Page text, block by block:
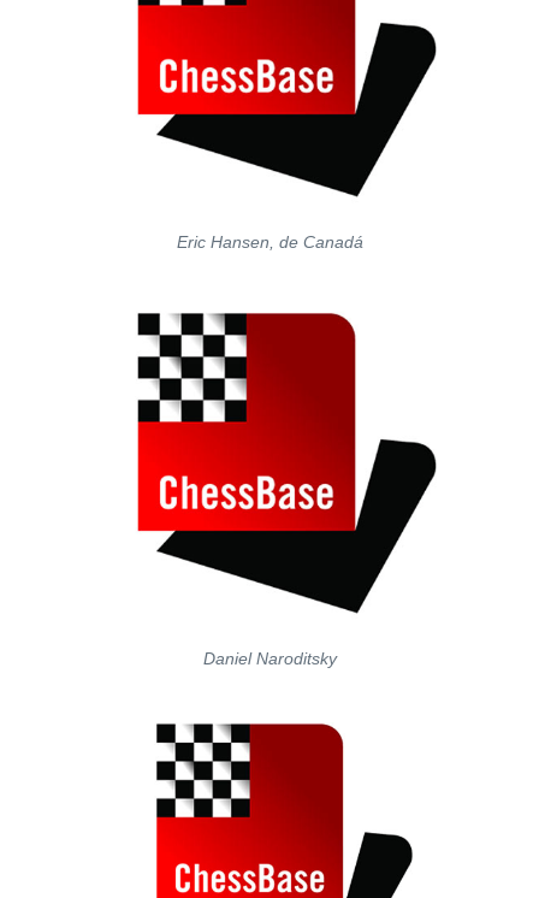
Eric Hansen, de Canadá
Daniel Naroditsky